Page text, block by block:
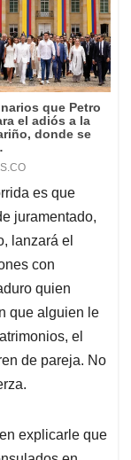
es que
juramentado,
lanzará el
con
quien
que alguien le
el
de pareja. No
explicarle que